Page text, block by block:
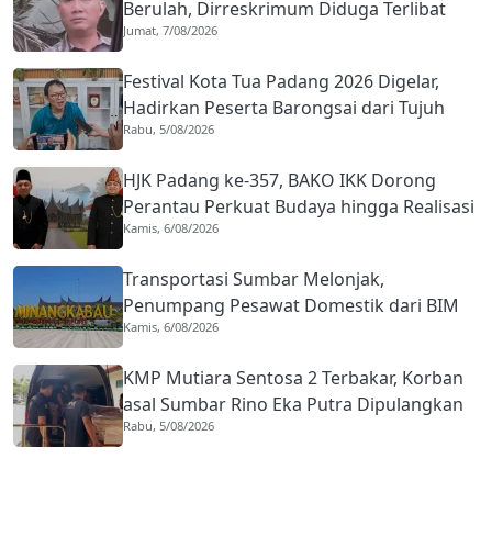
Berulah, Dirreskrimum Diduga Terlibat
Kekerasan dengan Seorang Sopir
Jumat, 7/08/2026
Festival Kota Tua Padang 2026 Digelar,
Hadirkan Peserta Barongsai dari Tujuh
Negara
Rabu, 5/08/2026
HJK Padang ke-357, BAKO IKK Dorong
Perantau Perkuat Budaya hingga Realisasi
Kota Gastronomi
Kamis, 6/08/2026
Transportasi Sumbar Melonjak,
Penumpang Pesawat Domestik dari BIM
Naik Hampir 33 Persen
Kamis, 6/08/2026
KMP Mutiara Sentosa 2 Terbakar, Korban
asal Sumbar Rino Eka Putra Dipulangkan
ke Agam
Rabu, 5/08/2026